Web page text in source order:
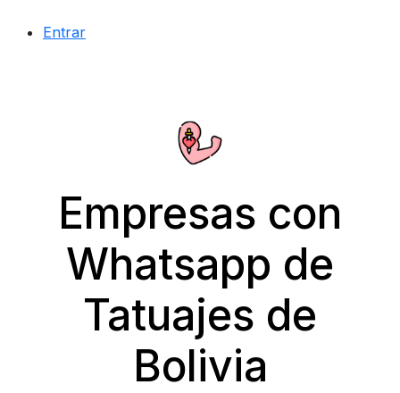
Entrar
Empresas con
Whatsapp de
Tatuajes de
Bolivia